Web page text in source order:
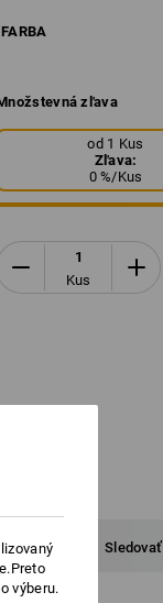
FARBA
zľava
od 1 Kus
Zľava:
0%/Kus
Kus
Sledovať
výberu.